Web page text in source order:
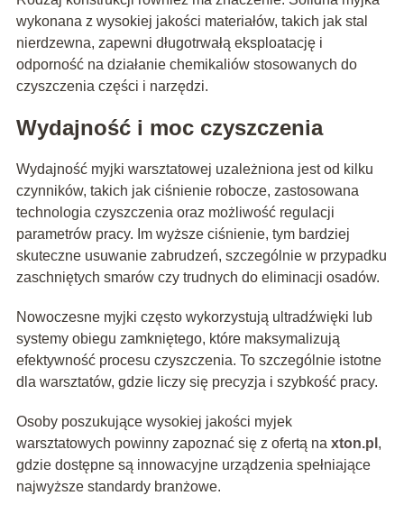
wykonana z wysokiej jakości materiałów, takich jak stal
nierdzewna, zapewni długotrwałą eksploatację i
odporność na działanie chemikaliów stosowanych do
czyszczenia części i narzędzi.
Wydajność i moc czyszczenia
Wydajność myjki warsztatowej uzależniona jest od kilku
czynników, takich jak ciśnienie robocze, zastosowana
technologia czyszczenia oraz możliwość regulacji
parametrów pracy. Im wyższe ciśnienie, tym bardziej
skuteczne usuwanie zabrudzeń, szczególnie w przypadku
zaschniętych smarów czy trudnych do eliminacji osadów.
Nowoczesne myjki często wykorzystują ultradźwięki lub
systemy obiegu zamkniętego, które maksymalizują
efektywność procesu czyszczenia. To szczególnie istotne
dla warsztatów, gdzie liczy się precyzja i szybkość pracy.
Osoby poszukujące wysokiej jakości myjek
warsztatowych powinny zapoznać się z ofertą na xton.pl ,
gdzie dostępne są innowacyjne urządzenia spełniające
najwyższe standardy branżowe.